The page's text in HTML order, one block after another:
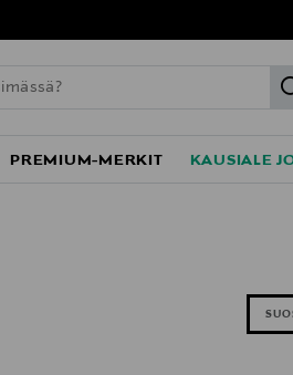
PREMIUM-MERKIT KAUSIALE